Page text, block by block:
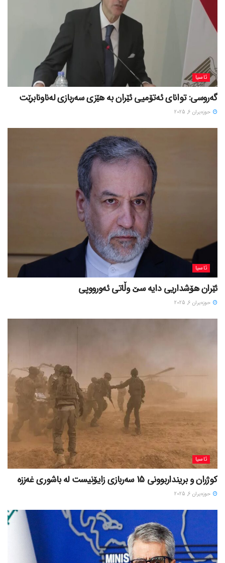
ئاسیا
گەروسی: توانای ئەتۆمیی ئێران بە هێزی سەربازی لەناونابرێت
حوزه‌یران 6, 2025
ئاسیا
ئێران هۆشداریی دایە سێ وڵاتی ئەورووپی
حوزه‌یران 6, 2025
ئاسیا
کوژران و برینداربوونی 15 سەربازی زایۆنیست لە باشوری غەززە
حوزه‌یران 6, 2025